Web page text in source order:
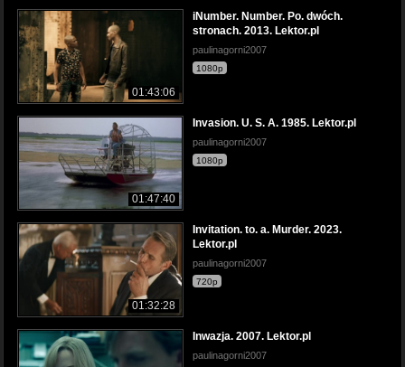
01:43:06
iNumber. Number. Po. dwóch.
stronach. 2013. Lektor.pl
paulinagorni2007
1080p
01:47:40
Invasion. U. S. A. 1985. Lektor.pl
paulinagorni2007
1080p
01:32:28
Invitation. to. a. Murder. 2023.
Lektor.pl
paulinagorni2007
720p
Inwazja. 2007. Lektor.pl
paulinagorni2007